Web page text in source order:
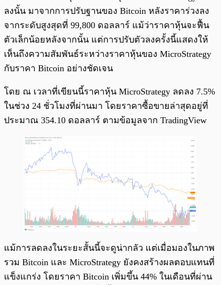
ลงนั้น มาจากการปรับฐานของ Bitcoin หลังราคาร่วงลง
จากระดับสูงสุดที่ 99,800 ดอลลาร์ แม้ว่าราคาหุ้นจะฟื้น
ตัวเล็กน้อยหลังจากนั้น แต่การปรับตัวลงครั้งนี้แสดงให้
เห็นถึงความสัมพันธ์ระหว่างราคาหุ้นของ MicroStrategy
กับราคา Bitcoin อย่างชัดเจน
โดย ณ เวลาที่เขียนนี้ราคาหุ้น MicroStrategy ลดลง 7.5%
ในช่วง 24 ชั่วโมงที่ผ่านมา โดยราคาซื้อขายล่าสุดอยู่ที่
ประมาณ 354.10 ดอลลาร์ ตามข้อมูลจาก TradingView
แม้การลดลงในระยะสั้นนี้จะดูน่ากลัว แต่เมื่อมองในภาพ
รวม Bitcoin และ MicroStrategy ยังคงสร้างผลตอบแทนที่
แข็งแกร่ง โดยราคา Bitcoin เพิ่มขึ้น 44% ในเดือนที่ผ่าน